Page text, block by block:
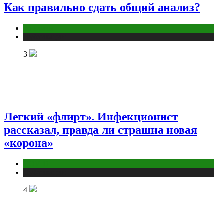
Как правильно сдать общий анализ?
3
Легкий «флирт». Инфекционист
рассказал, правда ли страшна новая
«корона»
4